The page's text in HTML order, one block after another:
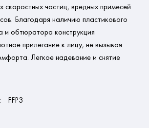
скоростных частиц, вредных примесей
Благодаря наличию пластикового
и обтюратора конструкция
прилегание к лицу, не вызывая
Легкое надевание и снятие
FFP3